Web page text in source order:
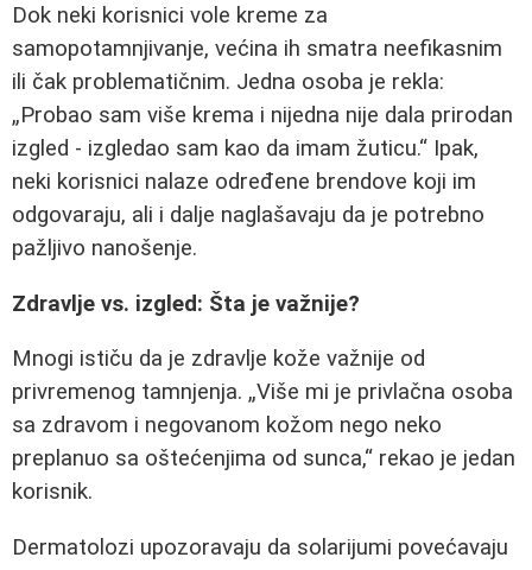
Dok neki korisnici vole kreme za
samopotamnjivanje, većina ih smatra neefikasnim
ili čak problematičnim. Jedna osoba je rekla:
Probao sam više krema i nijedna nije dala prirodan
izgled - izgledao sam kao da imam žuticu.
Ipak,
neki korisnici nalaze određene brendove koji im
odgovaraju, ali i dalje naglašavaju da je potrebno
pažljivo nanošenje.
Zdravlje vs. izgled: Šta je važnije?
Mnogi ističu da je zdravlje kože važnije od
privremenog tamnjenja. Više mi je privlačna osoba
sa zdravom i negovanom kožom nego neko
preplanuo sa oštećenjima od sunca, rekao je jedan
korisnik.
Dermatolozi upozoravaju da solarijumi povećavaju